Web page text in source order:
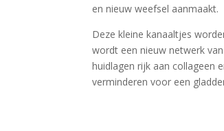
en nieuw weefsel aanmaakt.
Deze kleine kanaaltjes
wordt een nieuw netwerk
huidlagen rijk aan collageen
verminderen voor een